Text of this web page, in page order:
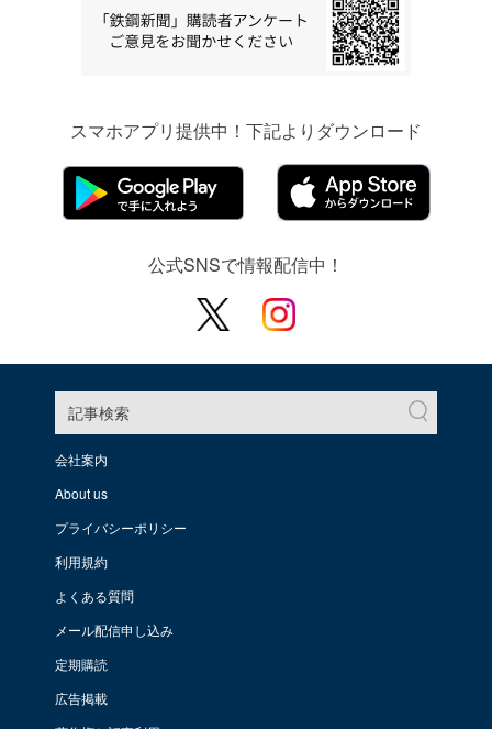
スマホアプリ提供中！下記よりダウンロード
公式SNSで情報配信中！
記事検索
会社案内
About us
プライバシーポリシー
利用規約
よくある質問
メール配信申し込み
定期購読
広告掲載